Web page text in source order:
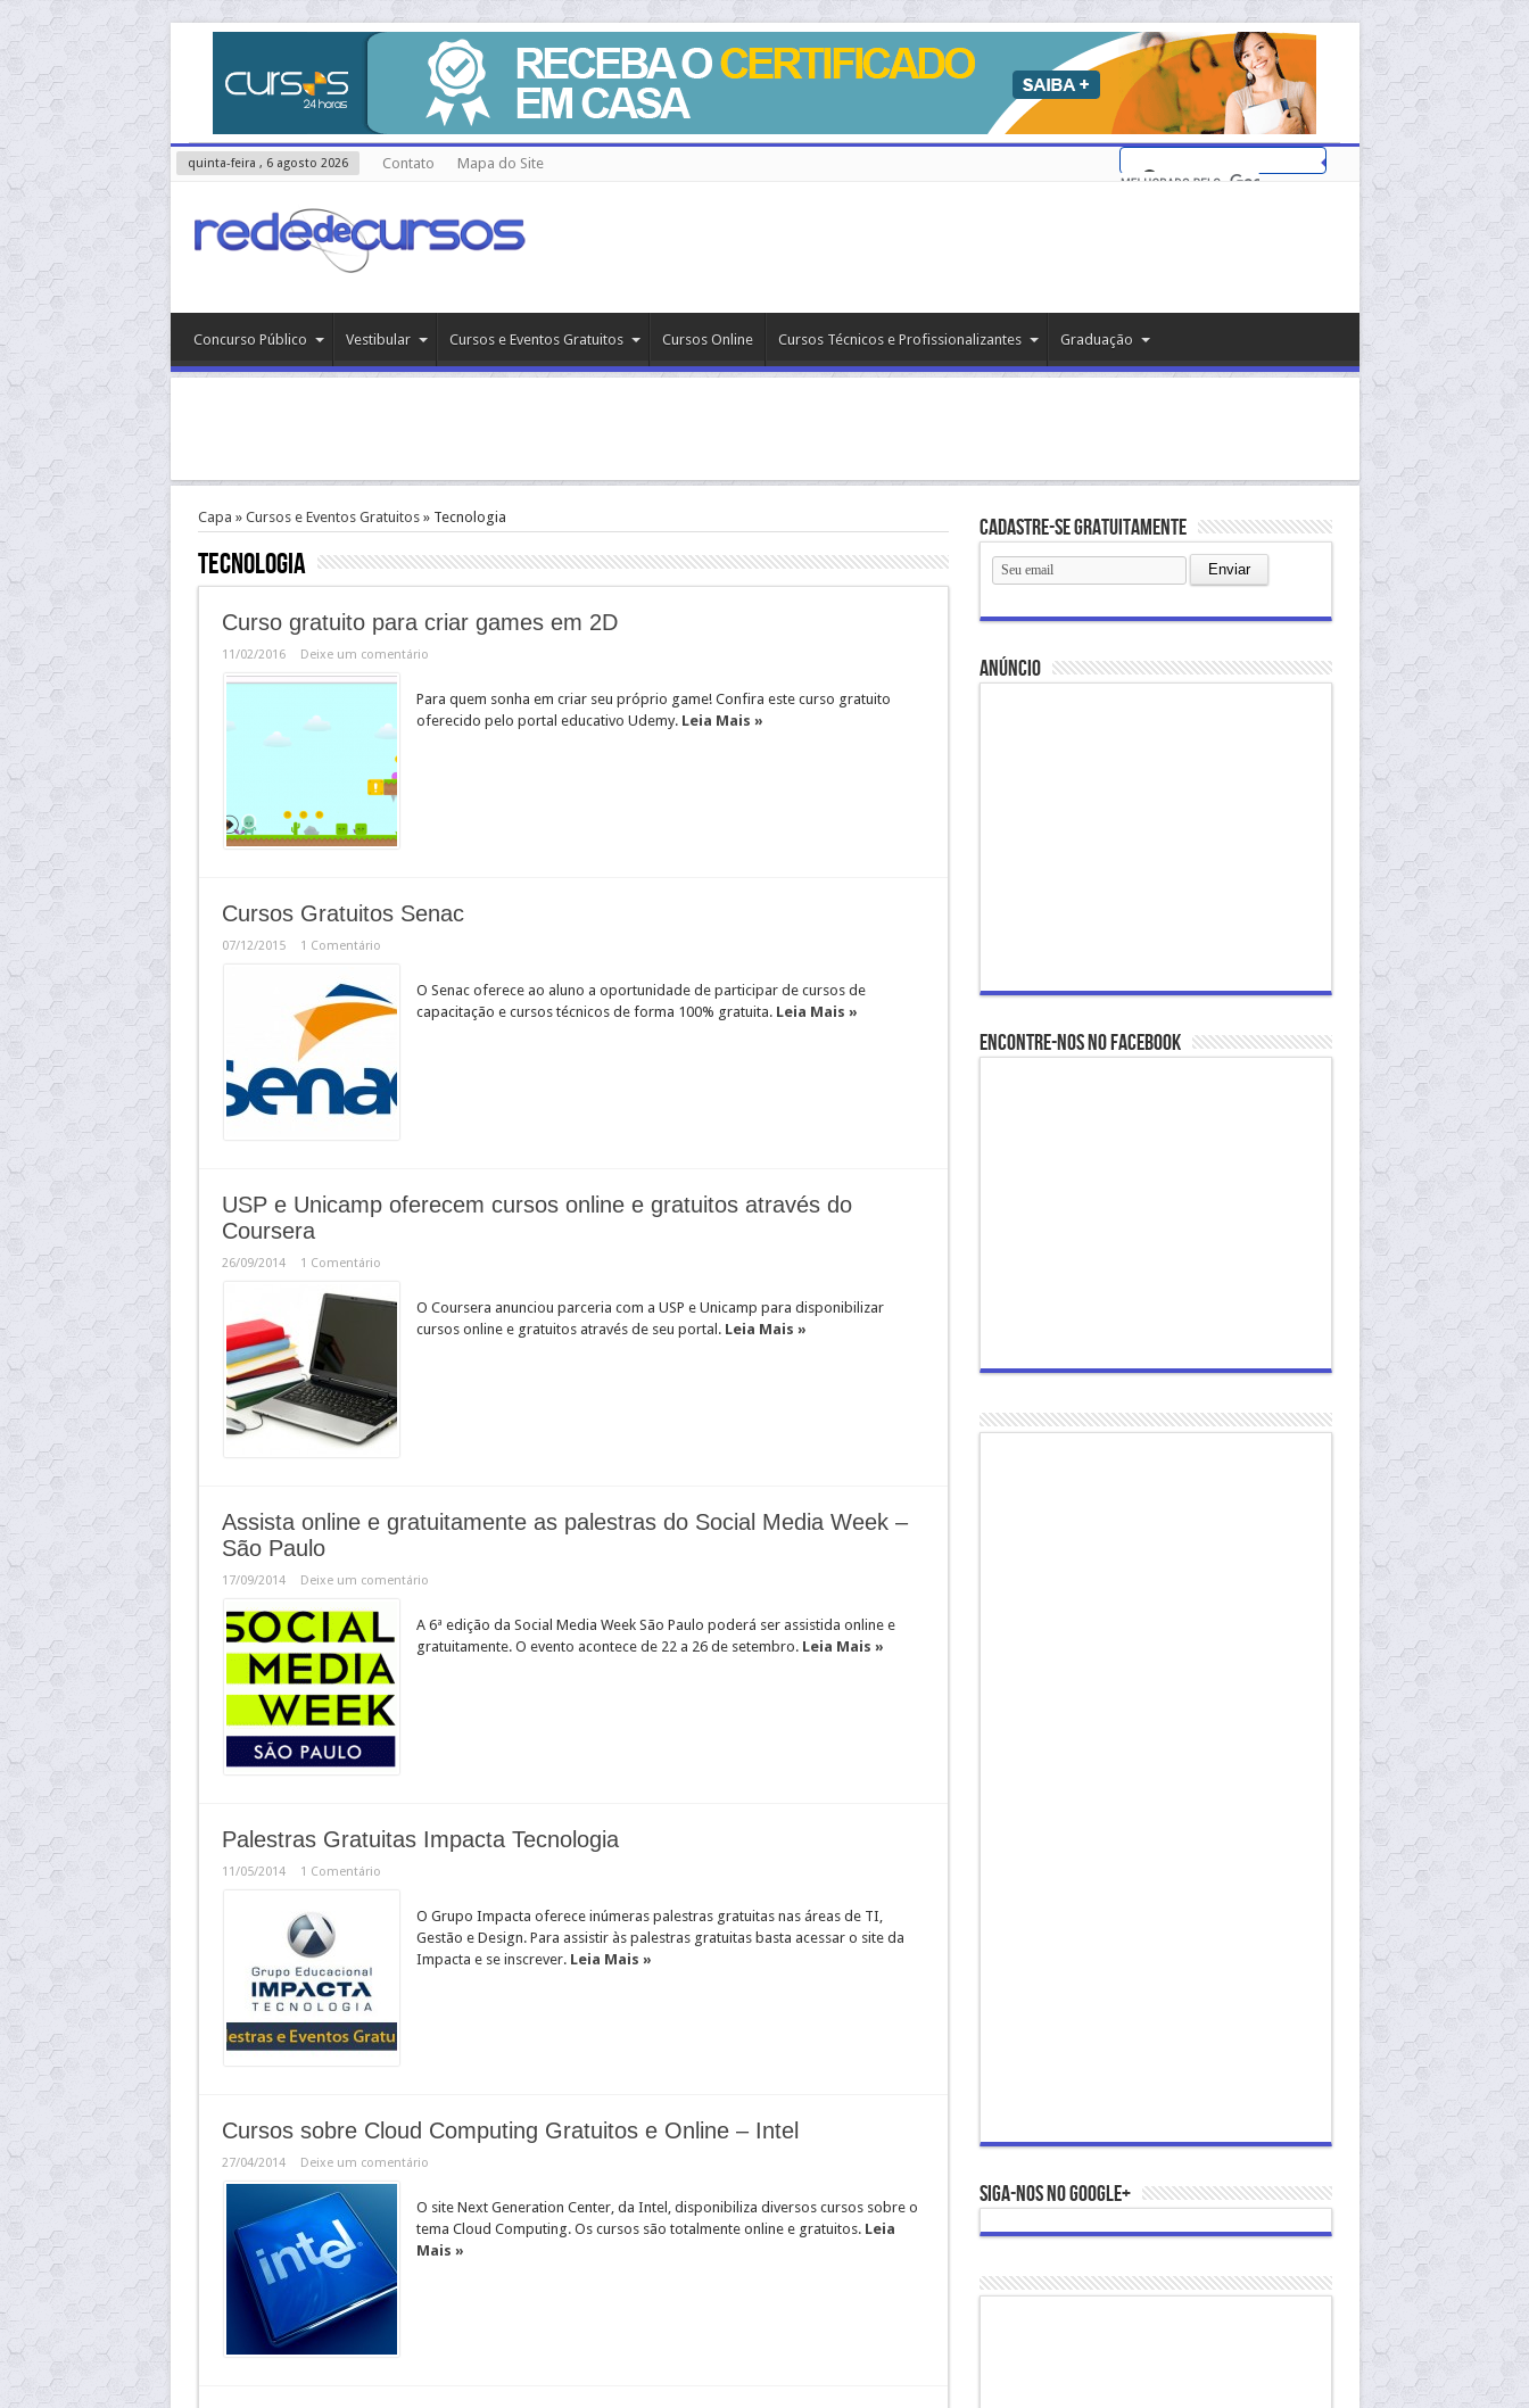
quinta-feira , 6 agosto 2026 Contato Mapa do Site
Concurso Público Vestibular Cursos e Eventos Gratuitos Cursos Online Cursos Técnicos e Profissionalizantes Graduação
Capa » Cursos e Eventos Gratuitos» Tecnologia
Tecnologia
Curso gratuito para criar games em 2D
11/02/2016 Deixe um comentário
Para quem sonha em criar seu próprio game! Confira este curso gratuito
oferecido pelo portal educativo Udemy. Leia Mais »
Cursos Gratuitos Senac
07/12/2015 1 Comentário
O Senac oferece ao aluno a oportunidade de participar de cursos de
capacitação e cursos técnicos de forma 100% gratuita. Leia Mais »
USP e Unicamp oferecem cursos online e gratuitos através do
Coursera
26/09/2014 1 Comentário
O Coursera anunciou parceria com a USP e Unicamp para disponibilizar
cursos online e gratuitos através de seu portal. Leia Mais »
Assista online e gratuitamente as palestras do Social Media Week –
São Paulo
17/09/2014 Deixe um comentário
A 6ª edição da Social Media Week São Paulo poderá ser assistida online e
gratuitamente. O evento acontece de 22 a 26 de setembro. Leia Mais »
Palestras Gratuitas Impacta Tecnologia
11/05/2014 1 Comentário
O Grupo Impacta oferece inúmeras palestras gratuitas nas áreas de TI,
Gestão e Design. Para assistir às palestras gratuitas basta acessar o site da
Impacta e se inscrever. Leia Mais »
Cursos sobre Cloud Computing Gratuitos e Online – Intel
27/04/2014 Deixe um comentário
O site Next Generation Center, da Intel, disponibiliza diversos cursos sobre o
tema Cloud Computing. Os cursos são totalmente online e gratuitos. Leia
Mais »
Cadastre-se gratuitamente
anúncio
Encontre-nos no Facebook
Siga-nos no Google+